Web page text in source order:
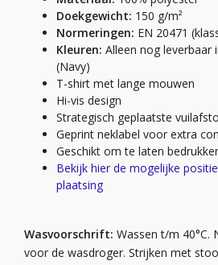
Doekgewicht: 150 g/m²
Normeringen: EN 20471
Kleuren: Alleen nog leverbaar
(Navy)
T-shirt met lange mouwen
Hi-vis design
Strategisch geplaatste
Geprint neklabel voor extra
Geschikt om te laten
Bekijk hier de mogelijke
plaatsing
Wasvoorschrift: Wassen t/m 40°C.
voor de wasdroger. Strijken met